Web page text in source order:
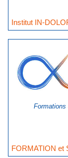
Institut IN-
FORMATION et